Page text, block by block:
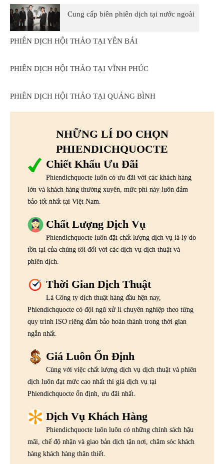
Cung cấp biên phiên dịch tại nước ngoài
PHIÊN DỊCH HỘI THẢO TẠI YÊN BÁI
PHIÊN DỊCH HỘI THẢO TẠI VĨNH PHÚC
PHIÊN DỊCH HỘI THẢO TẠI QUẢNG BÌNH
NHỮNG LÍ DO CHỌN
PHIENDICHQUOCTE
Chiết Khấu Ưu Đãi
Phiendichquocte luôn có ưu đãi với các khách hàng
lớn và khách hàng thường xuyên, mức phí này luôn đảm
bảo tốt nhất tại Việt Nam.
Chất Lượng Dịch Vụ
Phiendichquocte luôn đặt chất lượng dịch vụ là lý do
tồn tại của chúng tôi đối với các dịch vụ dịch thuật và
phiên dịch.
Thời Gian Dịch Thuật
Là Công ty dịch thuật hàng đầu hện nay,
Phiendichquocte có đội ngũ xử lí chuyên nghiệp theo từng
quy trình ISO riêng đảm bảo hoàn thành trong thời gian
ngắn nhất.
Giá Luôn Ổn Định
Cùng với việc chất lượng dịch vụ dịch thuật và phiên
dịch luôn đạt mức cao nhất thì giá dịch vụ tại
Phiendichquocte ổn định, ưu đãi nhất.
Dịch Vụ Khách Hàng
Phiendichquocte luôn luôn có những chính sách hậu
mãi, chế độ nhận và giao bản dịch tận nơi, chăm sóc khách
hàng khách hàng thân thiết.